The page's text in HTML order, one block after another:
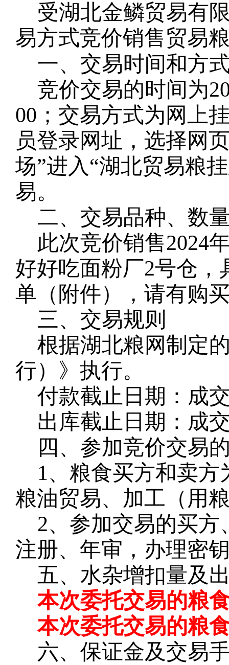
受湖北金鳞贸易有
易方式竞价销售贸易
一、交易时间和方
竞价交易的时间为
00；交易方式为网上
员登录网址 ，选择网
场”进入“湖北贸易粮
易。
二、交易品种、数
此次竞价销售2024
好好吃面粉厂2号仓
单（附件），请有购
三、交易规则
根据湖北粮网制定
行）》执行。
付款截止日期：成
出库截止日期：成
四、参加竞价交易
1、粮食买方和卖
粮油贸易、加工（用
2、参加交易的买
注册、年审，办理密
五、水杂增扣量及
本次委托交易的粮
本次委托交易的粮
六、保证金及交易